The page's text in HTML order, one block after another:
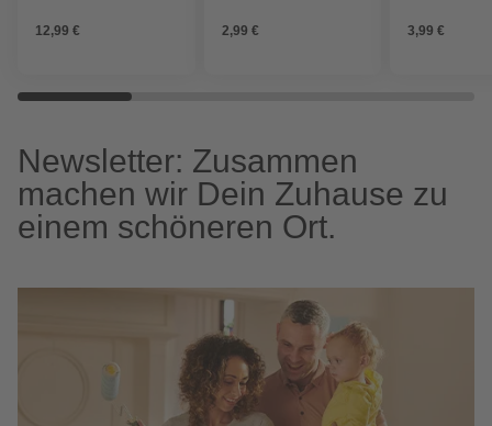
12,99 € 2,99 € 3,99 €
Newsletter: Zusammen
machen wir Dein Zuhause zu
einem schöneren Ort.